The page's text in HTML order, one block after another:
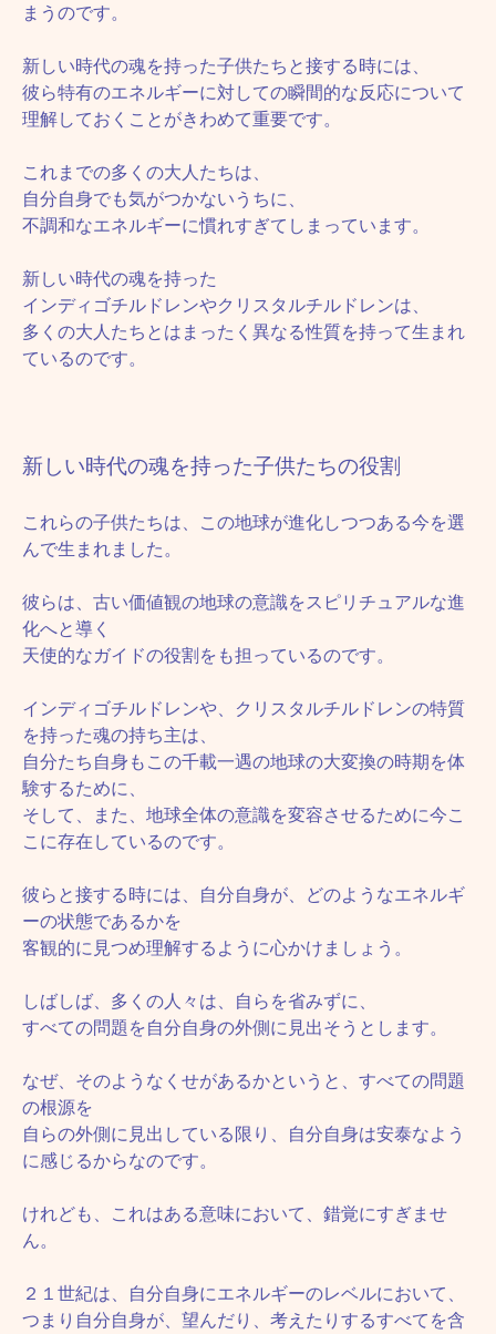
まうのです。
新しい時代の魂を持った子供たちと接する時には、
彼ら特有のエネルギーに対しての瞬間的な反応について
理解しておくことがきわめて重要です。
これまでの多くの大人たちは、
自分自身でも気がつかないうちに、
不調和なエネルギーに慣れすぎてしまっています。
新しい時代の魂を持った
インディゴチルドレンやクリスタルチルドレンは、
多くの大人たちとはまったく異なる性質を持って生まれ
ているのです。
新しい時代の魂を持った子供たちの役割
これらの子供たちは、この地球が進化しつつある今を選
んで生まれました。
彼らは、古い価値観の地球の意識をスピリチュアルな進
化へと導く
天使的なガイドの役割をも担っているのです。
インディゴチルドレンや、クリスタルチルドレンの特質
を持った魂の持ち主は、
自分たち自身もこの千載一遇の地球の大変換の時期を体
験するために、
そして、また、地球全体の意識を変容させるために今こ
こに存在しているのです。
彼らと接する時には、自分自身が、どのようなエネルギ
ーの状態であるかを
客観的に見つめ理解するように心かけましょう。
しばしば、多くの人々は、自らを省みずに、
すべての問題を自分自身の外側に見出そうとします。
なぜ、そのようなくせがあるかというと、すべての問題
の根源を
自らの外側に見出している限り、自分自身は安泰なよう
に感じるからなのです。
けれども、これはある意味において、錯覚にすぎませ
ん。
２１世紀は、自分自身にエネルギーのレベルにおいて、
つまり自分自身が、望んだり、考えたりするすべてを含